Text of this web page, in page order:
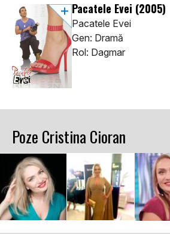
Pacatele Evei (2005)
Pacatele Evei
Gen: Dramă
Rol: Dagmar
Poze Cristina Cioran